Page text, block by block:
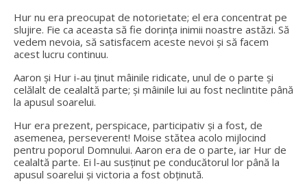
Hur nu era preocupat de notorietate; el era concentrat pe
slujire. Fie ca aceasta să fie dorința inimii noastre astăzi. Să
vedem nevoia, să satisfacem aceste nevoi și să facem
acest lucru continuu.
Aaron și Hur i-au ținut mâinile ridicate, unul de o parte și
celălalt de cealaltă parte; și mâinile lui au fost neclintite până
la apusul soarelui.
Hur era prezent, perspicace, participativ și a fost, de
asemenea, perseverent! Moise stătea acolo mijlocind
pentru poporul Domnului. Aaron era de o parte, iar Hur de
cealaltă parte. Ei l-au susținut pe conducătorul lor până la
apusul soarelui și victoria a fost obținută.